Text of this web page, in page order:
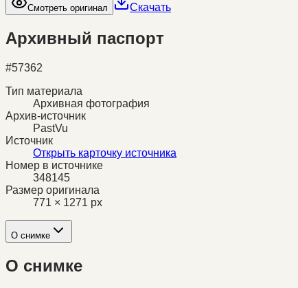
Смотреть оригинал Скачать
Архивный паспорт
#57362
Тип материала
Архивная фотография
Архив-источник
PastVu
Источник
Открыть карточку источника
Номер в источнике
348145
Размер оригинала
771 × 1271 px
О снимке
О снимке